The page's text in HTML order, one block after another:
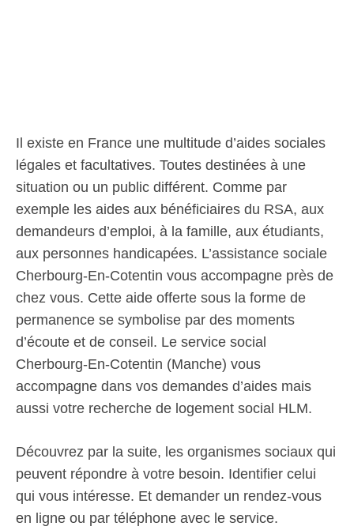
Il existe en France une multitude d’aides sociales
légales et facultatives. Toutes destinées à une
situation ou un public différent. Comme par
exemple les aides aux bénéficiaires du RSA, aux
demandeurs d’emploi, à la famille, aux étudiants,
aux personnes handicapées. L’assistance sociale
Cherbourg-En-Cotentin vous accompagne près de
chez vous. Cette aide offerte sous la forme de
permanence se symbolise par des moments
d’écoute et de conseil. Le service social
Cherbourg-En-Cotentin (Manche) vous
accompagne dans vos demandes d’aides mais
aussi votre recherche de logement social HLM.
Découvrez par la suite, les organismes sociaux qui
peuvent répondre à votre besoin. Identifier celui
qui vous intéresse. Et demander un rendez-vous
en ligne ou par téléphone avec le service.